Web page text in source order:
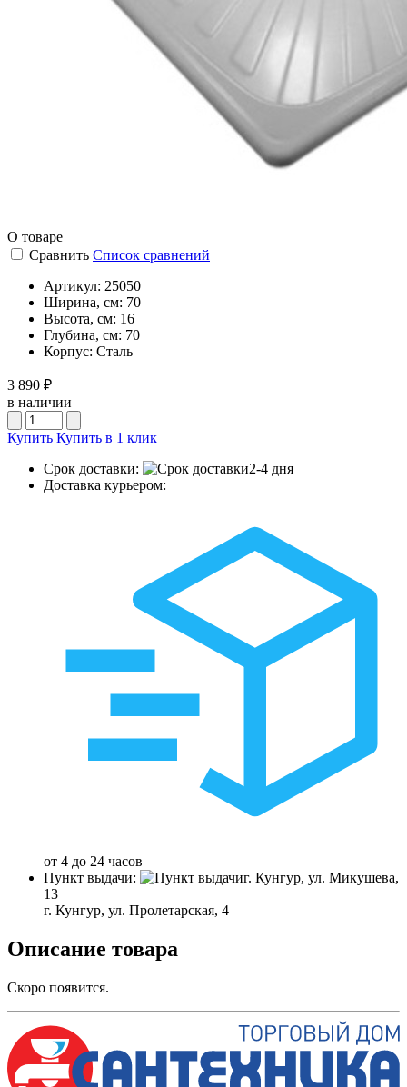
О товаре
Сравнить Список сравнений
Артикул: 25050
Ширина, см: 70
Высота, см: 16
Глубина, см: 70
Корпус: Сталь
3 890 ₽
в наличии
Купить Купить в 1 клик
Срок доставки:
2-4 дня
Доставка курьером:
от 4 до 24 часов
Пункт выдачи:
г. Кунгур, ул. Микушева,
13
г. Кунгур, ул. Пролетарская, 4
Описание товара
Скоро появится.